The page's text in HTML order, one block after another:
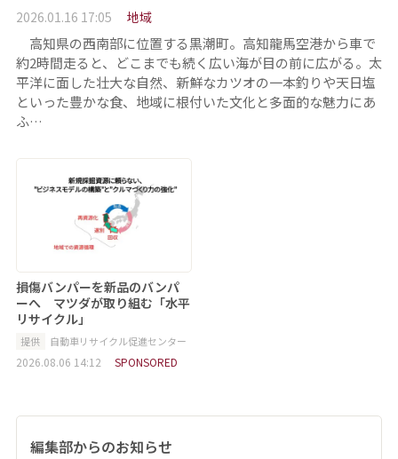
2026.01.16 17:05 地域
高知県の西南部に位置する黒潮町。高知龍馬空港から車で
約2時間走ると、どこまでも続く広い海が目の前に広がる。太
平洋に面した壮大な自然、新鮮なカツオの一本釣りや天日塩
といった豊かな食、地域に根付いた文化と多面的な魅力にあ
ふ…
損傷バンパーを新品のバンパ
ーへ マツダが取り組む「水平
リサイクル」
提供 自動車リサイクル促進センター
2026.08.06 14:12 SPONSORED
編集部からのお知らせ